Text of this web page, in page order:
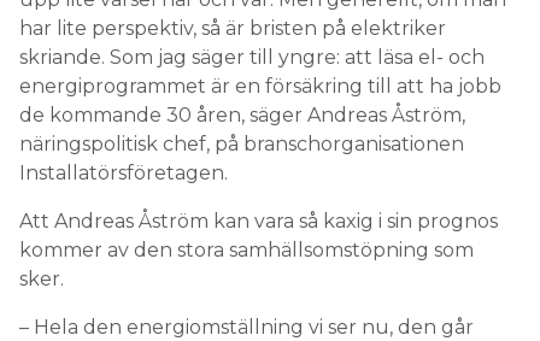
har lite perspektiv, så är bristen på elektriker
skriande. Som jag säger till yngre: att läsa el- och
energiprogrammet är en försäkring till att ha jobb
de kommande 30 åren, säger Andreas Åström,
näringspolitisk chef, på branschorganisationen
Installatörsföretagen.
Att Andreas Åström kan vara så kaxig i sin prognos
kommer av den stora samhällsomstöpning som
sker.
– Hela den energiomställning vi ser nu, den går